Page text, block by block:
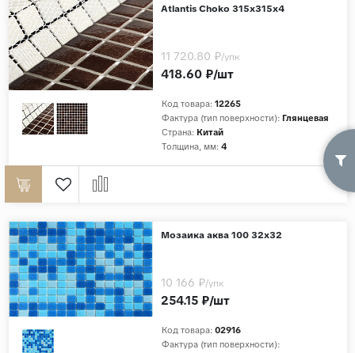
Atlantis Choko 315х315х4
Код товара: 12265
Фактура (тип поверхности): Глянцевая
Страна: Китай
Толщина, мм: 4
418.60 ₽/шт
11 720.80 ₽/упк
Мозаика аква 100 32х32
Код товара: 02916
Фактура (тип поверхности):
254.15 ₽/шт
10 166 ₽/упк